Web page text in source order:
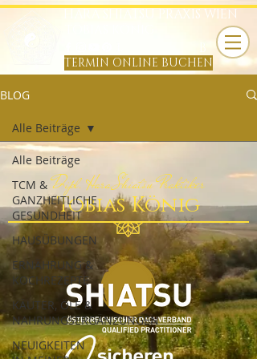
HARA SHIATSU PRAXIS WIEN
TERMIN ONLINE BUCHEN
B
BLOG
Alle Beiträge
TCM &
GANZHEITLICHE
GESUNDHEIT
HAUSÜBUNGEN
ERNÄHRUNG &
KOCHREZEPTE
KÄUTER, ÖLE &
NAHRUNGSERGÄNZUNGEN
NEUIGKEITEN
Alle Beiträge
Dipl. Hara Shiatsu Praktiker
Tobias König